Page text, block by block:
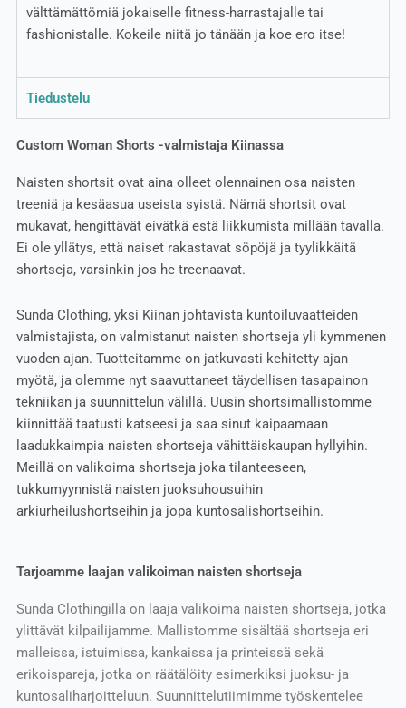
välttämättömiä jokaiselle fitness-harrastajalle tai
fashionistalle. Kokeile niitä jo tänään ja koe ero itse!
Tiedustelu
Custom Woman Shorts -valmistaja Kiinassa
Naisten shortsit ovat aina olleet olennainen osa naisten
treeniä ja kesäasua useista syistä. Nämä shortsit ovat
mukavat, hengittävät eivätkä estä liikkumista millään tavalla.
Ei ole yllätys, että naiset rakastavat söpöjä ja tyylikkäitä
shortseja, varsinkin jos he treenaavat.
Sunda Clothing, yksi Kiinan johtavista kuntoiluvaatteiden
valmistajista, on valmistanut naisten shortseja yli kymmenen
vuoden ajan. Tuotteitamme on jatkuvasti kehitetty ajan
myötä, ja olemme nyt saavuttaneet täydellisen tasapainon
tekniikan ja suunnittelun välillä. Uusin shortsimallistomme
kiinnittää taatusti katseesi ja saa sinut kaipaamaan
laadukkaimpia naisten shortseja vähittäiskaupan hyllyihin.
Meillä on valikoima shortseja joka tilanteeseen,
tukkumyynnistä naisten juoksuhousuihin
arkiurheilushortseihin ja jopa kuntosalishortseihin.
Tarjoamme laajan valikoiman naisten shortseja
Sunda Clothingilla on laaja valikoima naisten shortseja, jotka
ylittävät kilpailijamme. Mallistomme sisältää shortseja eri
malleissa, istuimissa, kankaissa ja printeissä sekä
erikoispareja, jotka on räätälöity esimerkiksi juoksu- ja
kuntosaliharjoitteluun. Suunnittelutiimimme työskentelee